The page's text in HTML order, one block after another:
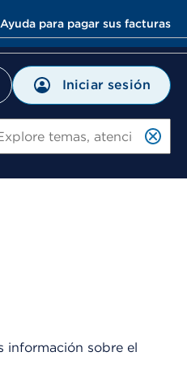
Ayuda para pagar sus facturas
Iniciar sesión
información sobre el